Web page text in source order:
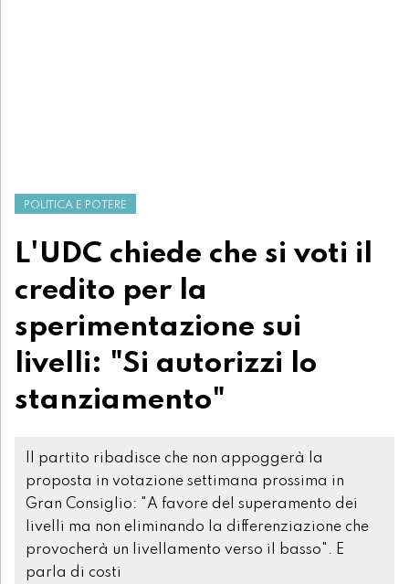
POLITICA E POTERE
L'UDC chiede che si voti il
credito per la
sperimentazione sui
livelli: "Si autorizzi lo
stanziamento"
Il partito ribadisce che non appoggerà la
proposta in votazione settimana prossima in
Gran Consiglio: "A favore del superamento dei
livelli ma non eliminando la differenziazione che
provocherà un livellamento verso il basso". E
parla di costi